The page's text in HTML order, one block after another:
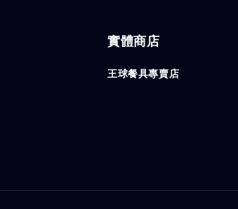
實體商店
王球餐具專賣店